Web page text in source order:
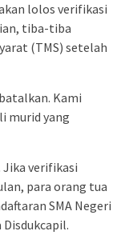
lolos verifikasi
tiba-tiba
(TMS) setelah
Kami
murid yang
verifikasi
para orang tua
SMA Negeri